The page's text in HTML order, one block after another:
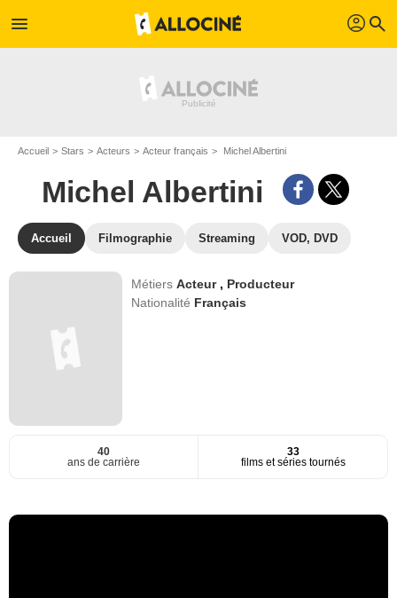
menu profil search
Accueil Stars Acteurs Acteur français Michel Albertini
Michel Albertini
Accueil Filmographie Streaming VOD, DVD
MétiersActeur , Producteur
Nationalité Français
40
ans de carrière
33
films et séries tournés